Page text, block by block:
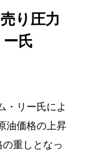
り圧力
氏
・リー氏によ
油価格の上昇
重しとなっ